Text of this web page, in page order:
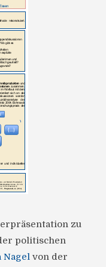
zu
politischen
Nagel von der